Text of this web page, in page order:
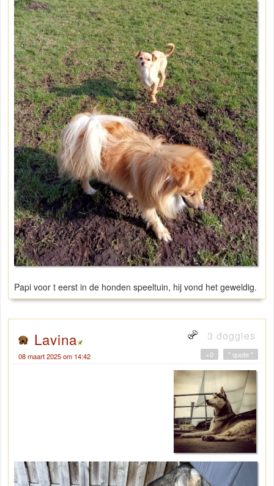
Papi voor t eerst in de honden speeltuin, hij vond het geweldig.
Lavina 3 doggies
08 maart 2025 om 14:42 " quote "
+0